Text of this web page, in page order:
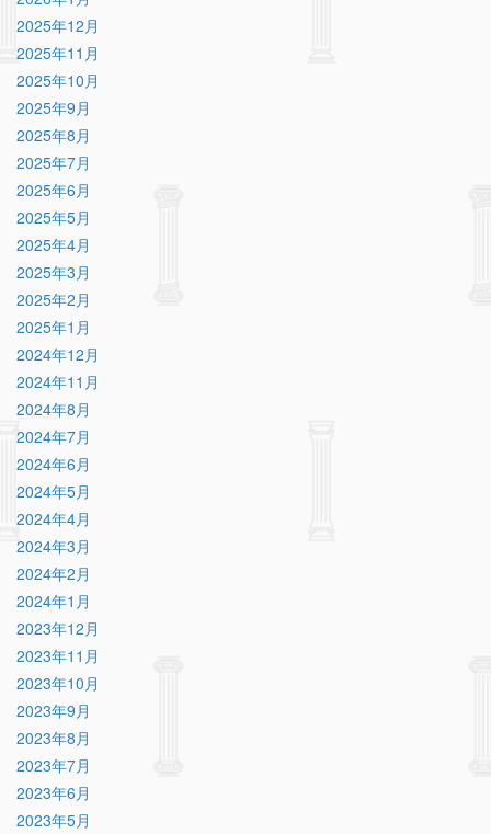
2025年12月
2025年11月
2025年10月
2025年9月
2025年8月
2025年7月
2025年6月
2025年5月
2025年4月
2025年3月
2025年2月
2025年1月
2024年12月
2024年11月
2024年8月
2024年7月
2024年6月
2024年5月
2024年4月
2024年3月
2024年2月
2024年1月
2023年12月
2023年11月
2023年10月
2023年9月
2023年8月
2023年7月
2023年6月
2023年5月